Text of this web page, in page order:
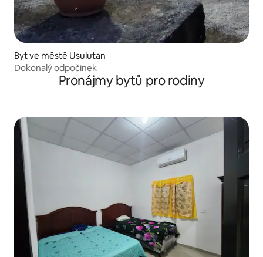
Byt ve městě Usulutan
Dokonalý odpočinek
Pronájmy bytů pro rodiny